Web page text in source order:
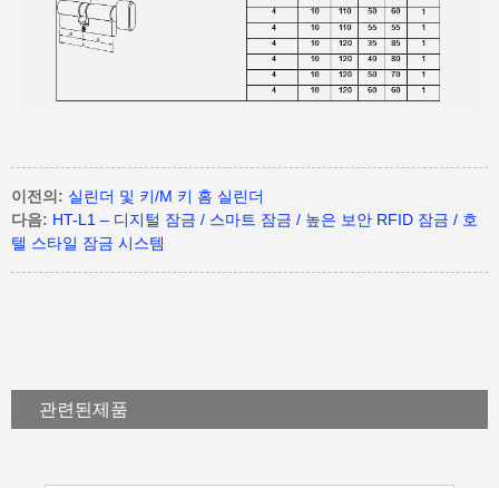
이전의: 실린더 및 키/M 키 홈 실린더
다음: HT-L1 – 디지털 잠금 / 스마트 잠금 / 높은 보안 RFID 잠금 / 호
텔 스타일 잠금 시스템
관련된 제품